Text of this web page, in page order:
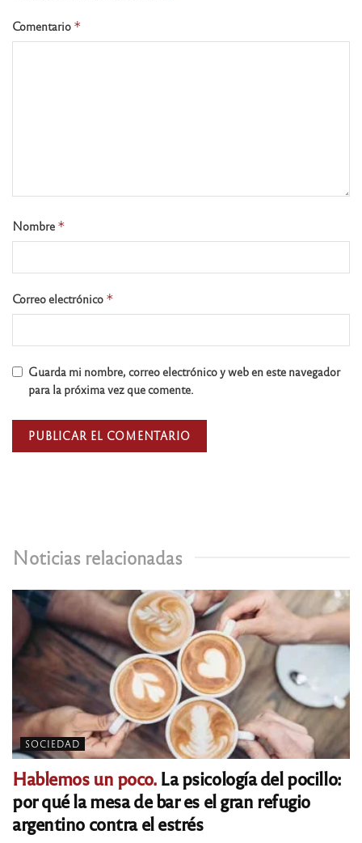
Noticias relacionadas
SOCIEDAD
Hablemos un poco.La psicología del pocillo:
por qué la mesa de bar es el gran refugio
argentino contra el estrés
Comentario *
Nombre *
Correo electrónico *
Guarda mi nombre, correo electrónico y web en este navegador
para la próxima vez que comente.